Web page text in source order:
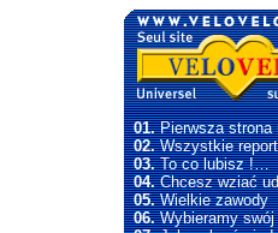
01.Pierwsza strona
02.Wszystkie
03.To co lubisz !…
04.Chcesz wziać
05.Wielkie zawody
06.Wybieramy